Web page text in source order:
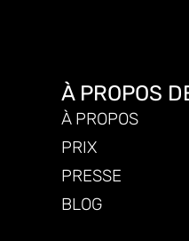
À PROPOS
À PROPOS
PRIX
PRESSE
BLOG